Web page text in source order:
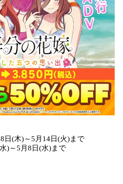
(木)～5月14日(火)まで
)～5月8日(水)まで